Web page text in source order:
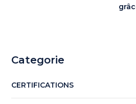
Categorie
CERTIFICATIONS